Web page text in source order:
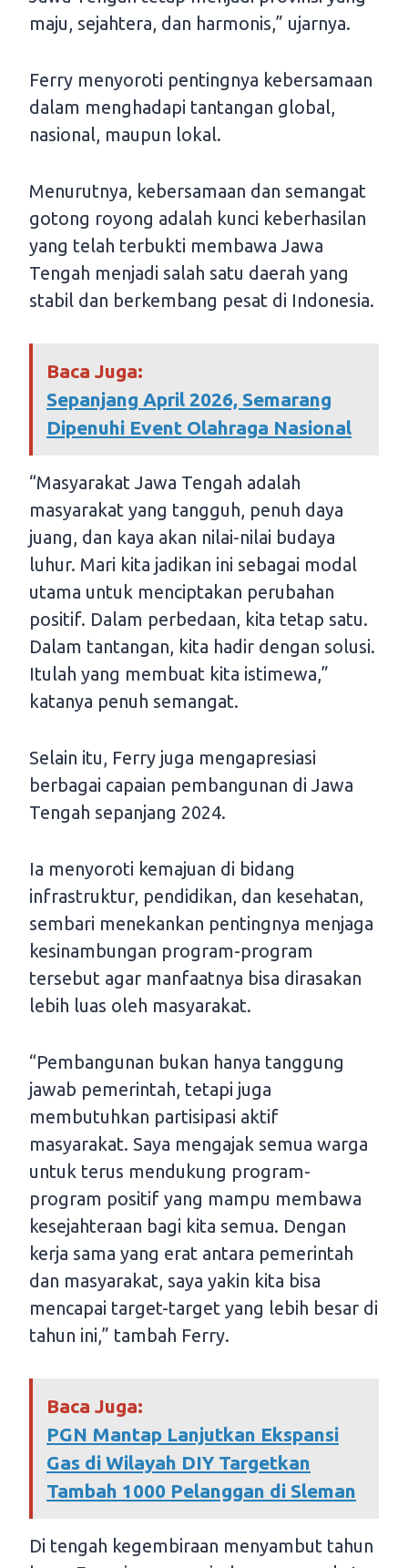
maju, sejahtera, dan harmonis,” ujarnya.
Ferry menyoroti pentingnya kebersamaan
dalam menghadapi tantangan global,
nasional, maupun lokal.
Menurutnya, kebersamaan dan semangat
gotong royong adalah kunci keberhasilan
yang telah terbukti membawa Jawa
Tengah menjadi salah satu daerah yang
stabil dan berkembang pesat di Indonesia.
Baca Juga:
Sepanjang April 2026, Semarang
Dipenuhi Event Olahraga Nasional
“Masyarakat Jawa Tengah adalah
masyarakat yang tangguh, penuh daya
juang, dan kaya akan nilai-nilai budaya
luhur. Mari kita jadikan ini sebagai modal
utama untuk menciptakan perubahan
positif. Dalam perbedaan, kita tetap satu.
Dalam tantangan, kita hadir dengan solusi.
Itulah yang membuat kita istimewa,”
katanya penuh semangat.
Selain itu, Ferry juga mengapresiasi
berbagai capaian pembangunan di Jawa
Tengah sepanjang 2024.
Ia menyoroti kemajuan di bidang
infrastruktur, pendidikan, dan kesehatan,
sembari menekankan pentingnya menjaga
kesinambungan program-program
tersebut agar manfaatnya bisa dirasakan
lebih luas oleh masyarakat.
“Pembangunan bukan hanya tanggung
jawab pemerintah, tetapi juga
membutuhkan partisipasi aktif
masyarakat. Saya mengajak semua warga
untuk terus mendukung program-
program positif yang mampu membawa
kesejahteraan bagi kita semua. Dengan
kerja sama yang erat antara pemerintah
dan masyarakat, saya yakin kita bisa
mencapai target-target yang lebih besar di
tahun ini,” tambah Ferry.
Baca Juga:
PGN Mantap Lanjutkan Ekspansi
Gas di Wilayah DIY Targetkan
Tambah 1000 Pelanggan di Sleman
Di tengah kegembiraan menyambut tahun